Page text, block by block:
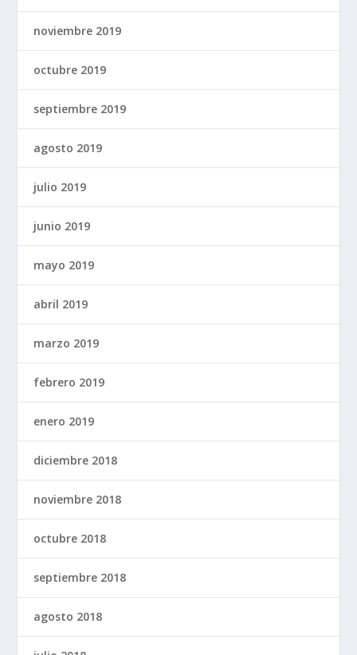
noviembre 2019
octubre 2019
septiembre 2019
agosto 2019
julio 2019
junio 2019
mayo 2019
abril 2019
marzo 2019
febrero 2019
enero 2019
diciembre 2018
noviembre 2018
octubre 2018
septiembre 2018
agosto 2018